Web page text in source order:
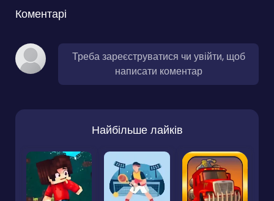
Коментарі
Треба зареєструватися чи увійти, щоб
написати коментар
Найбільше лайків